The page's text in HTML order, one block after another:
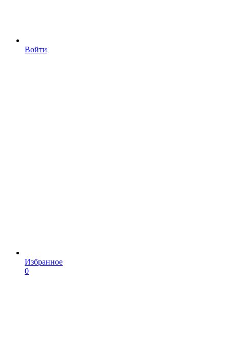
Войти
Избранное
0